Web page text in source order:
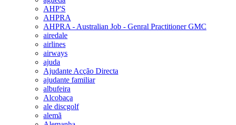
AHP'S
AHPRA
AHPRA - Australian Job - Genral Practitioner GMC
airedale
airlines
airways
ajuda
Ajudante Acção Directa
ajudante familiar
albufeira
Alcobaça
ale discgolf
alemã